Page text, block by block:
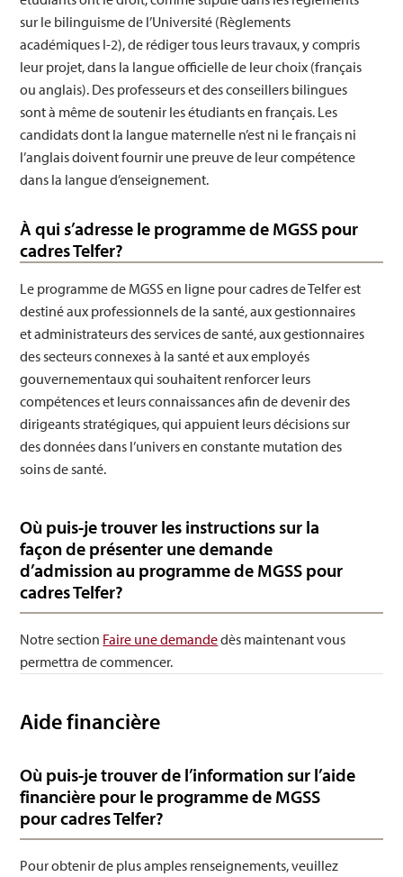
sur le bilinguisme de l’Université (Règlements
académiques I-2), de rédiger tous leurs travaux, y compris
leur projet, dans la langue officielle de leur choix (français
ou anglais). Des professeurs et des conseillers bilingues
sont à même de soutenir les étudiants en français. Les
candidats dont la langue maternelle n’est ni le français ni
l’anglais doivent fournir une preuve de leur compétence
dans la langue d’enseignement.
À qui s’adresse le programme de MGSS pour
cadres Telfer?
Le programme de MGSS en ligne pour cadres de Telfer est
destiné aux professionnels de la santé, aux gestionnaires
et administrateurs des services de santé, aux gestionnaires
des secteurs connexes à la santé et aux employés
gouvernementaux qui souhaitent renforcer leurs
compétences et leurs connaissances afin de devenir des
dirigeants stratégiques, qui appuient leurs décisions sur
des données dans l’univers en constante mutation des
soins de santé.
Où puis-je trouver les instructions sur la
façon de présenter une demande
d’admission au programme de MGSS pour
cadres Telfer?
Notre section Faire une demandedès maintenant vous
permettra de commencer.
Aide financière
Où puis-je trouver de l’information sur l’aide
financière pour le programme de MGSS
pour cadres Telfer?
Pour obtenir de plus amples renseignements, veuillez